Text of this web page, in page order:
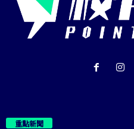
重點新聞